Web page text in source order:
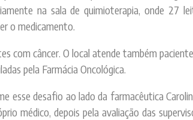
na sala de quimioterapia, onde 27
o medicamento.
com câncer. O local atende também
pela Farmácia Oncológica.
esse desafio ao lado da farmacêutica
médico, depois pela avaliação das